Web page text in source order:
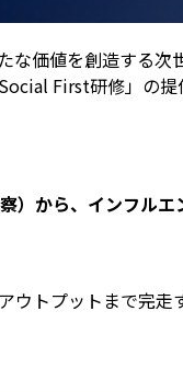
な価値を創造する
First研修」の提
）から、インフル
トプットまで完